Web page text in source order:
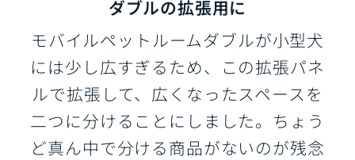
ダブルの拡張用に
モバイルペットルームダブルが小型犬
には少し広すぎるため、この拡張パネ
ルで拡張して、広くなったスペースを
二つに分けることにしました。ちょう
ど真ん中で分ける商品がないのが残念